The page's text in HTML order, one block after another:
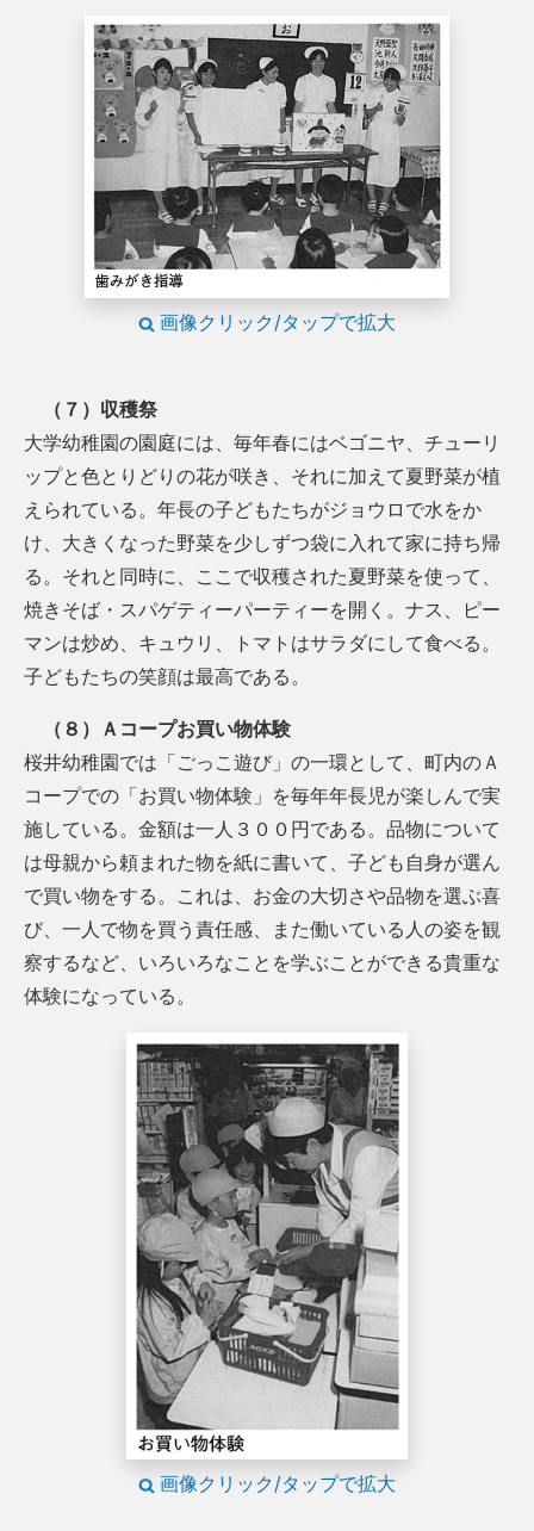
画像クリック/タップで拡大
（７）収穫祭
大学幼稚園の園庭には、毎年春にはベゴニヤ、チューリ
ップと色とりどりの花が咲き、それに加えて夏野菜が植
えられている。年長の子どもたちがジョウロで水をか
け、大きくなった野菜を少しずつ袋に入れて家に持ち帰
る。それと同時に、ここで収穫された夏野菜を使って、
焼きそば・スパゲティーパーティーを開く。ナス、ピー
マンは炒め、キュウリ、トマトはサラダにして食べる。
子どもたちの笑顔は最高である。
（８）Ａコープお買い物体験
桜井幼稚園では「ごっこ遊び」の一環として、町内のＡ
コープでの「お買い物体験」を毎年年長児が楽しんで実
施している。金額は一人３００円である。品物について
は母親から頼まれた物を紙に書いて、子ども自身が選ん
で買い物をする。これは、お金の大切さや品物を選ぶ喜
び、一人で物を買う責任感、また働いている人の姿を観
察するなど、いろいろなことを学ぶことができる貴重な
体験になっている。
画像クリック/タップで拡大